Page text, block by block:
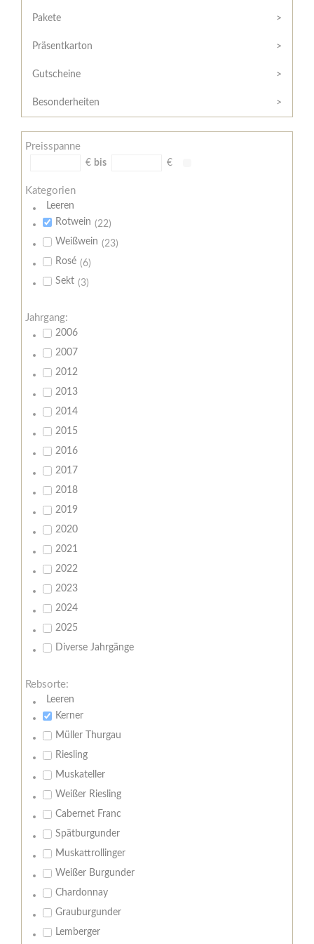
/
Widerrufsformular
AGB
Zahlungsbedingungen
Meine
Pakete
Präsentkarton
Gutscheine
Besonderheiten
Preisspanne
€ bis €
Kategorien
Leeren
Rotwein (22)
Weißwein (23)
Rosé (6)
Sekt (3)
Jahrgang:
2006
2007
2012
2013
2014
2015
2016
2017
2018
2019
2020
2021
2022
2023
2024
2025
Diverse Jahrgänge
Rebsorte:
Leeren
Kerner
Müller Thurgau
Riesling
Muskateller
Weißer Riesling
Cabernet Franc
Spätburgunder
Muskattrollinger
Weißer Burgunder
Chardonnay
Grauburgunder
Lemberger